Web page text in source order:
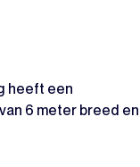
heeft een
6 meter breed en